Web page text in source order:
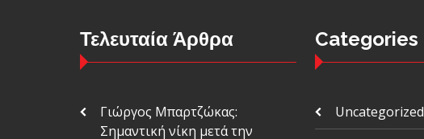
Τελευταία Άρθρα
Γιώργος Μπαρτζώκας:
Σημαντική νίκη μετά την
Categories
Uncategorized